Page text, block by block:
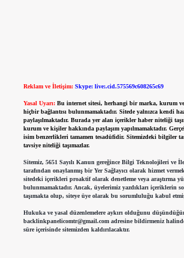
Reklam ve İletişim: Skype: live:.cid.575569c608265c69
Yasal Uyarı: Bu internet sitesi, herhangi bir marka, kurum
hiçbir bağlantısı bulunmamaktadır. Sitede yalnızca kendi
paylaşılmaktadır. Burada yer alan içerikler haber niteliği
kurum ve kişiler hakkında paylaşım yapılmamaktadır.
isim benzerlikleri tamamen tesadüfidir. Sitemizdeki bilgiler
tavsiye niteliği taşımazlar.
Sitemiz, 5651 Sayılı Kanun gereğince Bilgi Teknolojileri ve
tarafından onaylanmış bir Yer Sağlayıcı olarak hizmet
sitedeki içerikleri proaktif olarak denetleme veya araştırma
bulunmamaktadır. Ancak, üyelerimiz yazdıkları içeriklerin
taşımakta olup, siteye üye olarak bu sorumluluğu kabul
Hukuka ve yasal düzenlemelere aykırı olduğunu
backlinkpanelicomtr@gmail.comadresine bildirmeniz
süre içerisinde sitemizden kaldırılacaktır.